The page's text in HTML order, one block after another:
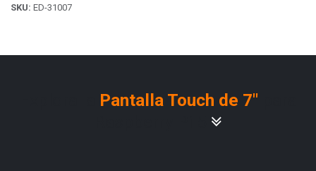
SKU: ED-31007
Pantalla Touch de 7"para